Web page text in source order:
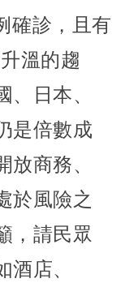
確診，且有
溫的趨
日本、
是倍數成
商務、
於風險之
，請民眾
店、